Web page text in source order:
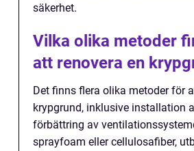
säkerhet.
Vilka olika metoder
att renovera en
Det finns flera olika metoder för
krypgrund, inklusive installation
förbättring av
sprayfoam eller cellulosafiber,